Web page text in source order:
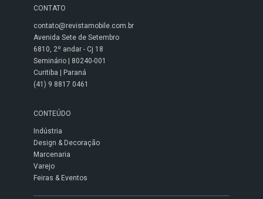
CONTATO
contato@revistamobile.com.br
Avenida Sete de Setembro
6810, 2º andar - Cj 18
Seminário | 80240-001
Curitiba | Paraná
(41) 9 8817 0461
CONTEÚDO
Indústria
Design & Decoração
Marcenaria
Varejo
Feiras & Eventos